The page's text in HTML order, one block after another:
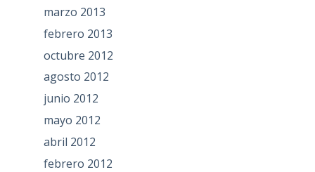
marzo 2013
febrero 2013
octubre 2012
agosto 2012
junio 2012
mayo 2012
abril 2012
febrero 2012